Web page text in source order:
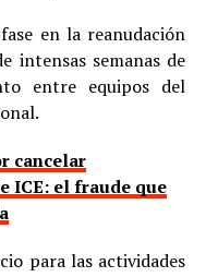
en la reanudación
intensas semanas de
entre equipos del
cancelar
ICE: el fraude que
para las actividades